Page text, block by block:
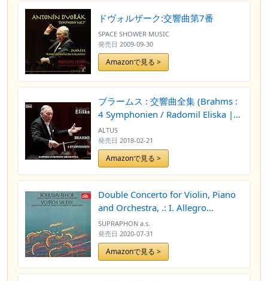
ドヴォルザーク:交響曲第7番
SPACE SHOWER MUSIC
発売日 2009-09-30
Amazonで見る >
ブラームス : 交響曲全集 (Brahms :
4 Symphonien / Radomil Eliska |
SAPPORO Symphony Orchestra)
[3CD] [Live Recording] [日本語帯・
解説付]
ALTUS
発売日 2018-02-21
Amazonで見る >
Double Concerto for Violin, Piano
and Orchestra, .: I. Allegro
energico
SUPRAPHON a.s.
発売日 2020-07-31
Amazonで見る >